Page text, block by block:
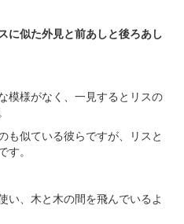
に似た外見と前あしと後ろあし
模様がなく、一見するとリスの
も似ている彼らですが、リスと
。
い、木と木の間を飛んでいるよ